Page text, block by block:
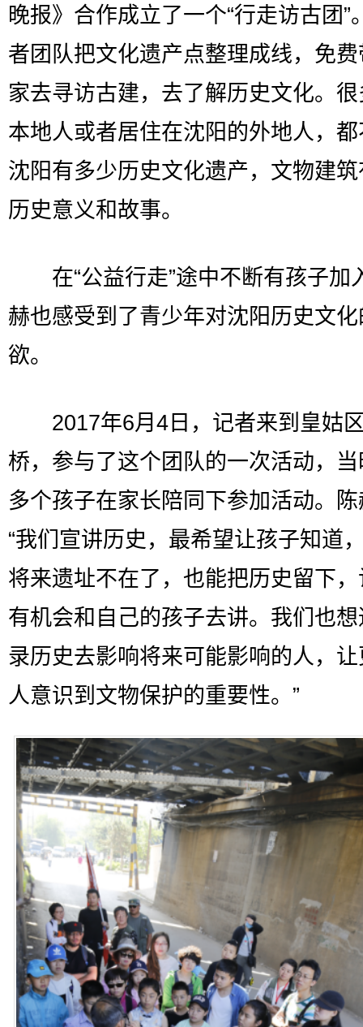
晚报》合作成立了一个“行走访古团”
者团队把文化遗产点整理成线，免
家去寻访古建，去了解历史文化。
本地人或者居住在沈阳的外地人，
沈阳有多少历史文化遗产，文物建
历史意义和故事。
在“公益行走”途中不断有孩子加
赫也感受到了青少年对沈阳历史文
欲。
2017年6月4日，记者来到皇姑
桥，参与了这个团队的一次活动，
多个孩子在家长陪同下参加活动。
“我们宣讲历史，最希望让孩子知道
将来遗址不在了，也能把历史留下
有机会和自己的孩子去讲。我们也
录历史去影响将来可能影响的人，
人意识到文物保护的重要性。”